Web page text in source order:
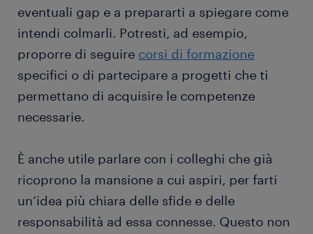
eventuali gap e a prepararti a spiegare come
intendi colmarli. Potresti, ad esempio,
proporre di seguire corsi di formazione
specifici o di partecipare a progetti che ti
permettano di acquisire le competenze
necessarie.
È anche utile parlare con i colleghi che già
ricoprono la mansione a cui aspiri, per farti
un’idea più chiara delle sfide e delle
responsabilità ad essa connesse. Questo non